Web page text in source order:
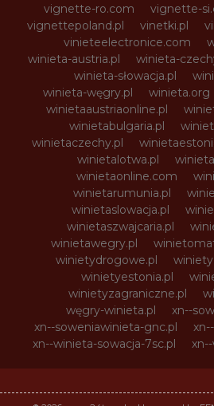
vignette-ro.com
vignette-
vignettepoland.pl
vinetki.pl
vinieteelectronice.com
winieta-austria.pl
winieta-
winieta-słowacja.pl
winieta-węgry.pl
winieta.org
winietaaustriaonline.pl
winietabulgaria.pl
winietaczechy.pl
winietalotwa.pl
winietaonline.com
winietarumunia.pl
winietaslowacja.pl
winietaszwajcaria.pl
winietawegry.pl
winietydrogowe.pl
winietyestonia.pl
winietyzagraniczne.pl
węgry-winieta.pl
xn--
xn--soweniawinieta-gnc.pl
xn--winieta-sowacja-7sc.pl